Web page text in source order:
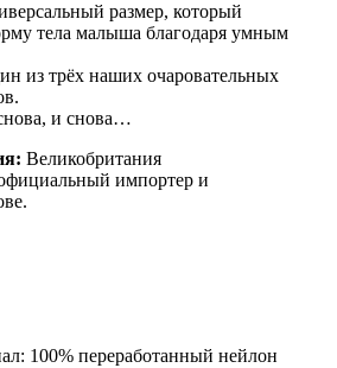
размер, который
тела малыша благодаря умным
из трёх наших очаровательных
и снова…
Великобритания
импортер и
100% переработанный нейлон